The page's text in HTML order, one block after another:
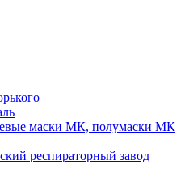
маски МК, полумаски МК
респираторный завод